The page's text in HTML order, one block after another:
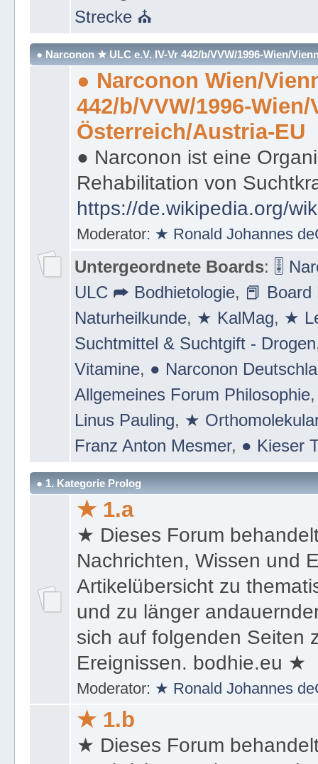
Strecke ⛪
● Narconon ★ ULC e.V. IV-Vr 442/b/VVW/1996-Wien/
● Narconon Wien/
442/b/VVW/1996-Wien/
Österreich/Austria-EU
● Narconon ist eine
Rehabilitation von
https://de.wikipedia.org/
Moderator: ★ Ronald Johannes
Untergeordnete Boards: 🎚
ULC ➦ Bodhietologie, 📕
Naturheilkunde, ★ KalMag, ★
Suchtmittel & Suchtgift - Drogen
Vitamine, ● Narconon
Allgemeines Forum Philosophie
Linus Pauling, ★
Franz Anton Mesmer, ● Kieser
● 1. Kategorie Prolog
★ 1.a
★ Dieses Forum
Nachrichten, Wissen und
Artikelübersicht zu
und zu länger
sich auf folgenden Seiten
Ereignissen. bodhie.eu ★
Moderator: ★ Ronald Johannes
★ 1.b
★ Dieses Forum